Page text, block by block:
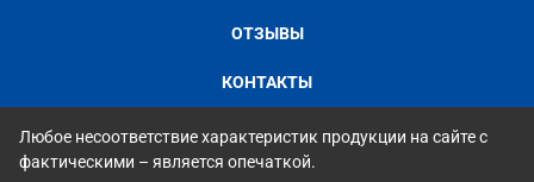
ОТЗЫВЫ
КОНТАКТЫ
Любое несоответствие характеристик продукции на сайте с
фактическими – является опечаткой.